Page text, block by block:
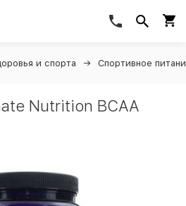
и спорта Спортивное
Nutrition BCAA